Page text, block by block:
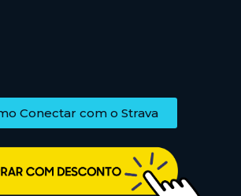
Conectar com o Strava